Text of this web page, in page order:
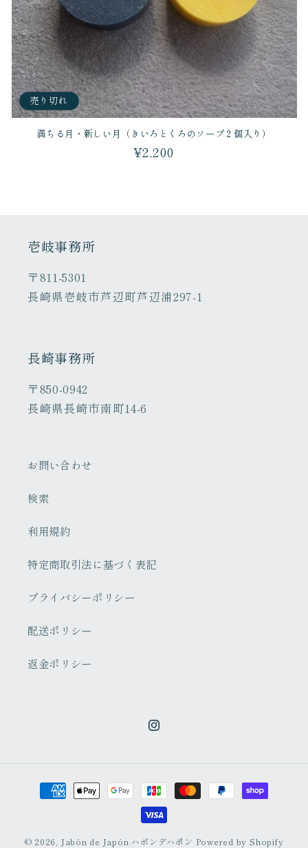
売り切れ
満ちる月・新しい月（きいろとくろのソープ２個入り）
通
¥2,200
壱岐事務所
〒811-5301
長崎県壱岐市芦辺町芦辺浦297-1
長崎事務所
〒850-0942
長崎県長崎市南町14-6
お問い合わせ
検索
利用規約
特定商取引法に基づく表記
プライバシーポリシー
配送ポリシー
返金ポリシー
Instagram
法
© 2026, Jabón de Japón ハボンデハポン Powered by Shopify